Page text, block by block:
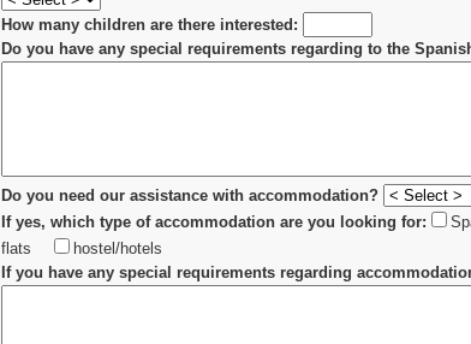
How many children are there interested:
Do you have any special requirements regarding to the
Do you need our assistance with accommodation?
If yes, which type of accommodation are you looking for:
flats
hostel/hotels
If you have any special requirements regarding